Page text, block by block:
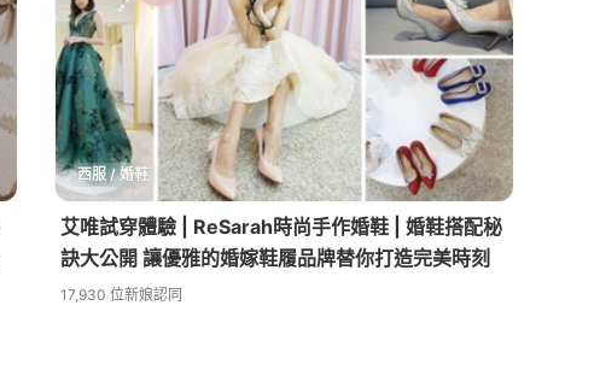
⻄服 / 婚鞋
艾唯試穿體驗 | ReSarah時尚手作婚鞋 | 婚鞋搭配秘
訣大公開 讓優雅的婚嫁鞋履品牌替你打造完美時刻
17,930 位新娘認同